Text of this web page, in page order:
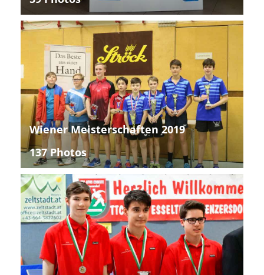
Wiener Meisterschaften 2019
137 Photos